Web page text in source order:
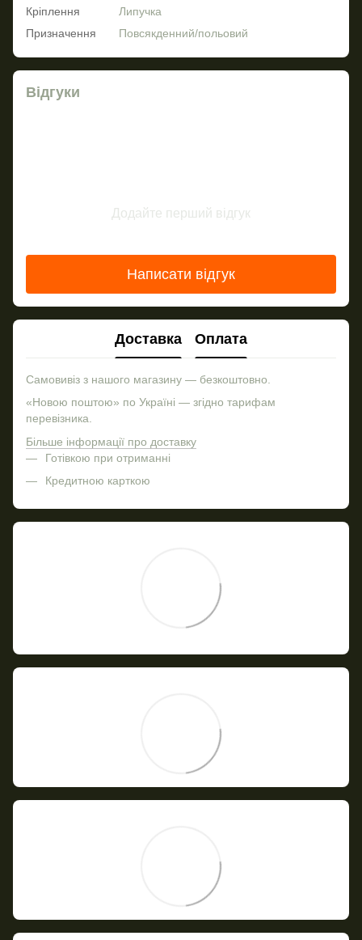
Кріплення
Липучка
Призначення
Повсякденний/польовий
Відгуки
Додайте перший відгук
Написати відгук
Доставка Оплата
Самовивіз з нашого магазину — безкоштовно.
«Новою поштою» по Україні — згідно тарифам
перевізника.
Більше інформації про доставку
Готівкою при отриманні
Кредитною карткою